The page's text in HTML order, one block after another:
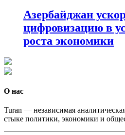
Азербайджан
цифровизацию в
роста экономики
О нас
Turan — независимая
стыке политики, экономики и